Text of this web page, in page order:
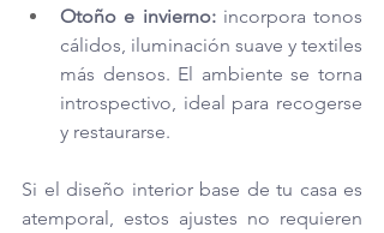
Otoño e invierno: incorpora tonos
cálidos, iluminación suave y textiles
más densos. El ambiente se torna
introspectivo, ideal para recogerse
y restaurarse.
Si el diseño interior base de tu casa es
atemporal, estos ajustes no requieren